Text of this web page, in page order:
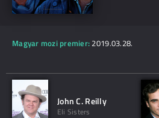
Magyar mozi premier: 2019.03.28.
John C. Reilly
Eli Sisters